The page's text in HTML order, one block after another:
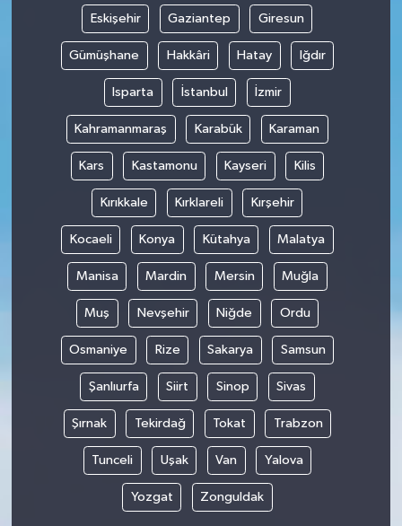
Eskişehir Gaziantep Giresun
Gümüşhane Hakkâri Hatay Iğdır
Isparta İstanbul İzmir
Kahramanmaraş Karabük Karaman
Kars Kastamonu Kayseri Kilis
Kırıkkale Kırklareli Kırşehir
Kocaeli Konya Kütahya Malatya
Manisa Mardin Mersin Muğla
Muş Nevşehir Niğde Ordu
Osmaniye Rize Sakarya Samsun
Şanlıurfa Siirt Sinop Sivas
Şırnak Tekirdağ Tokat Trabzon
Tunceli Uşak Van Yalova
Yozgat Zonguldak